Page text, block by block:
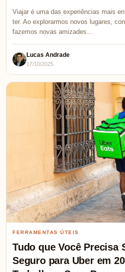
Viajar é uma das experiências mais
ter. Ao explorarmos novos lugares,
fazemos novas amizades…
Lucas Andrade
17/10/2025
FERRAMENTAS ÚTEIS
Tudo que Você Precisa
Seguro para Uber em